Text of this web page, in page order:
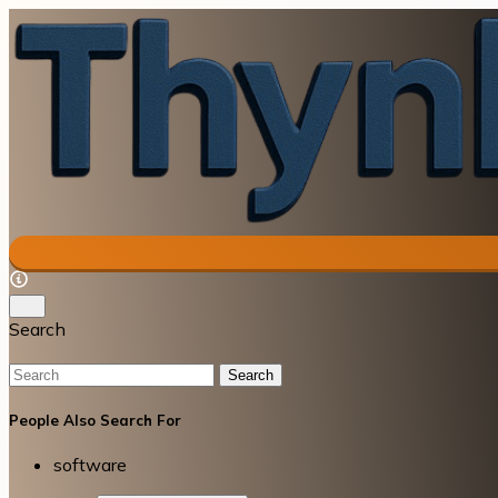
Search
Search
People Also Search For
software